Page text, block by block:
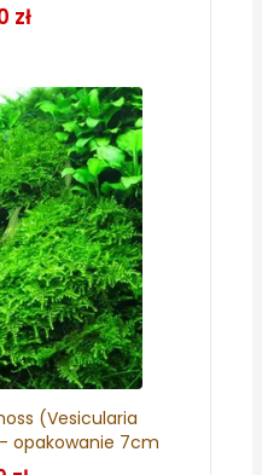
zł
(Vesicularia
opakowanie 7cm